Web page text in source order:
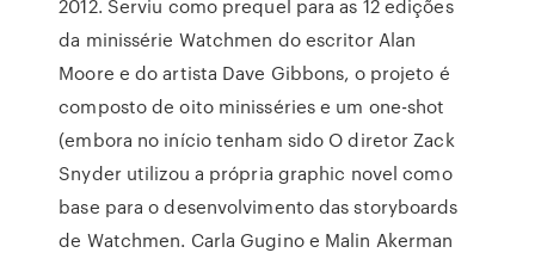
2012. Serviu como prequel para as 12 edições
da minissérie Watchmen do escritor Alan
Moore e do artista Dave Gibbons, o projeto é
composto de oito minisséries e um one-shot
(embora no início tenham sido O diretor Zack
Snyder utilizou a própria graphic novel como
base para o desenvolvimento das storyboards
de Watchmen. Carla Gugino e Malin Akerman